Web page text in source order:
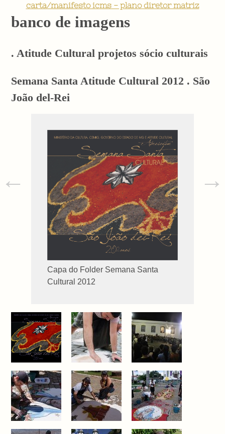
carta/manifesto icms - plano diretor matriz
banco de imagens
. Atitude Cultural projetos sócio culturais
Semana Santa Atitude Cultural 2012 . São
João del-Rei
Capa do Folder Semana Santa
Cultural 2012
← →